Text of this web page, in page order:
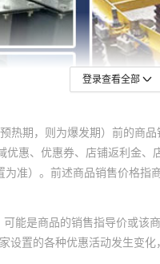
登录查看全部
热期，则为爆发期）前的
惠、优惠券、店铺返利金
准）。前述商品销售价格
能是商品的销售指导价或该
置的各种优惠活动发生变化